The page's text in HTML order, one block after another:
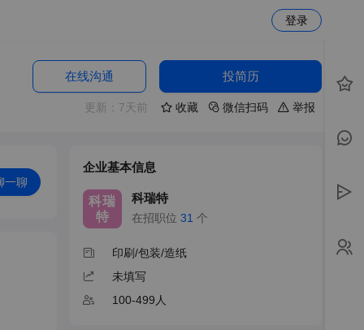
登录
在线沟通 投简历
更新：7天前 收藏 微信扫码 举报
一聊
企业基本信息
科瑞
特
科瑞特
在招职位 31 个
印刷/包装/造纸
未填写
100-499人